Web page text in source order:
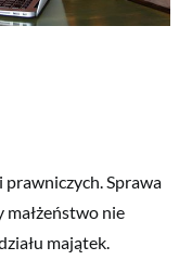
Sprawa
małżeństwo nie
majątek.